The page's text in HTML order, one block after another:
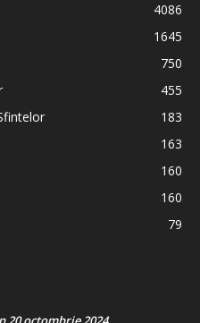
4086
1645
750
455
183
163
160
160
79